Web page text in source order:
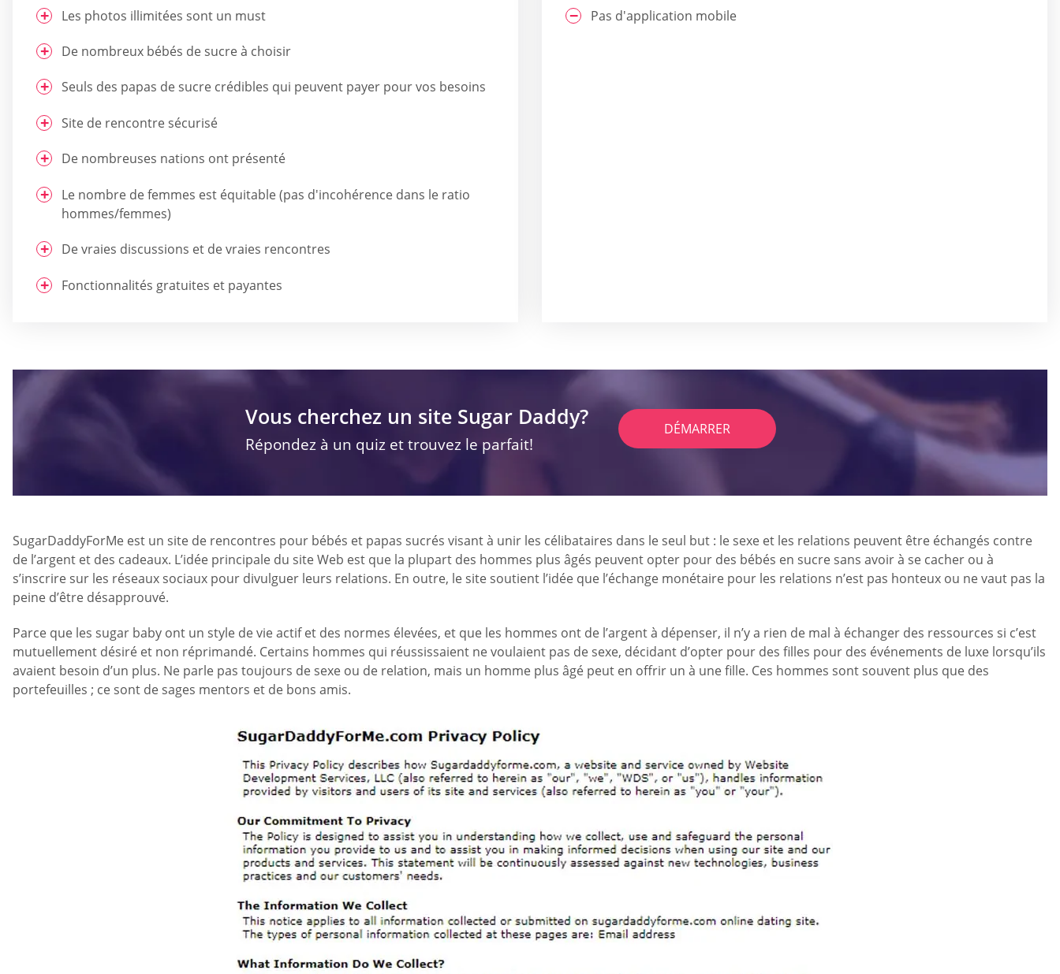
Les photos illimitées sont un must
De nombreux bébés de sucre à choisir
Seuls des papas de sucre crédibles qui peuvent payer pour vos besoins
Site de rencontre sécurisé
De nombreuses nations ont présenté
Le nombre de femmes est équitable (pas d'incohérence dans le ratio
hommes/femmes)
De vraies discussions et de vraies rencontres
Fonctionnalités gratuites et payantes
Pas d'application mobile
Vous cherchez un site Sugar Daddy?
Répondez à un quiz et trouvez le parfait!
DÉMARRER
SugarDaddyForMe est un site de rencontres pour bébés et papas sucrés visant à unir les célibataires dans le seul but : le sexe et les relations peuvent être échangés contre
de l’argent et des cadeaux. L’idée principale du site Web est que la plupart des hommes plus âgés peuvent opter pour des bébés en sucre sans avoir à se cacher ou à
s’inscrire sur les réseaux sociaux pour divulguer leurs relations. En outre, le site soutient l’idée que l’échange monétaire pour les relations n’est pas honteux ou ne vaut pas la
peine d’être désapprouvé.
Parce que les sugar baby ont un style de vie actif et des normes élevées, et que les hommes ont de l’argent à dépenser, il n’y a rien de mal à échanger des ressources si c’est
mutuellement désiré et non réprimandé. Certains hommes qui réussissaient ne voulaient pas de sexe, décidant d’opter pour des filles pour des événements de luxe lorsqu’ils
avaient besoin d’un plus. Ne parle pas toujours de sexe ou de relation, mais un homme plus âgé peut en offrir un à une fille. Ces hommes sont souvent plus que des
portefeuilles ; ce sont de sages mentors et de bons amis.